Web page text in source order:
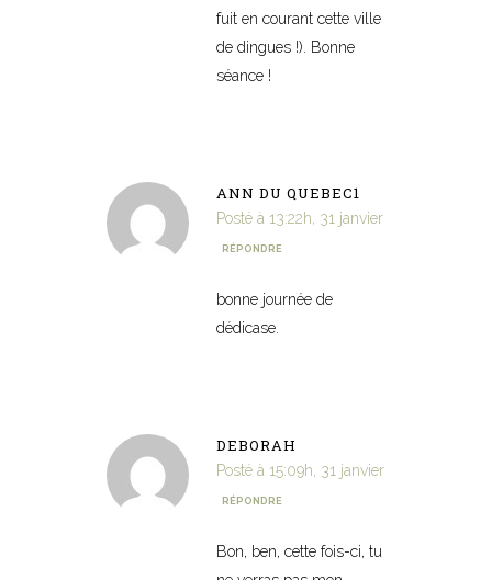
fuit en courant cette ville
de dingues !). Bonne
séance !
ANN DU QUEBEC1
Posté à 13:22h, 31 janvier
RÉPONDRE
bonne journée de
dédicase.
DEBORAH
Posté à 15:09h, 31 janvier
RÉPONDRE
Bon, ben, cette fois-ci, tu